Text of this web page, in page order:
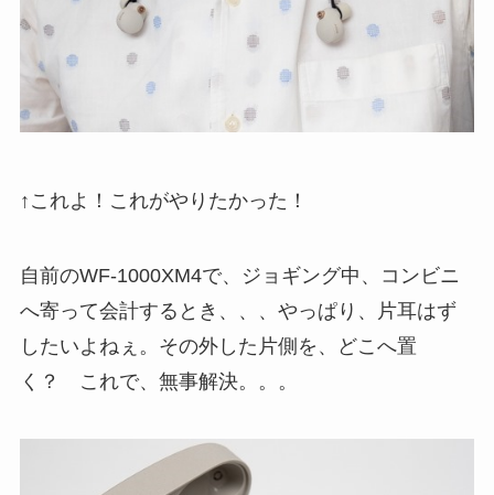
↑これよ！これがやりたかった！
自前のWF-1000XM4で、ジョギング中、コンビニ
へ寄って会計するとき、、、やっぱり、片耳はず
したいよねぇ。その外した片側を、どこへ置
く？ これで、無事解決。。。